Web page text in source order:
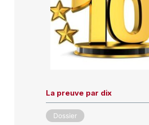
La preuve par dix
Dossier